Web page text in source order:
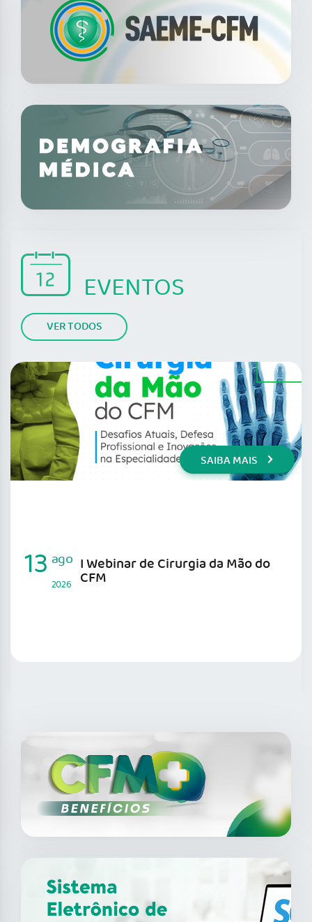
EVENTOS
VER TODOS
SAIBA MAIS
I Webinar de Cirurgia da Mão do
CFM
13 ago
2026
SAIBA MAIS
XII Fórum de Medicina do
Trabalho do CFM
14 ago
2026